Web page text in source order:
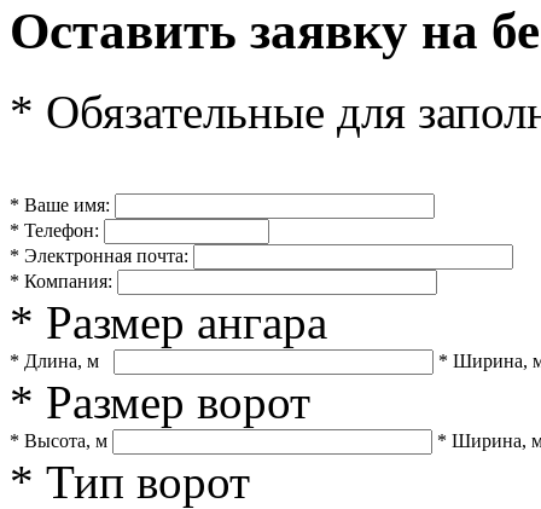
Оставить заявку на
* Обязательные для
* Ваше имя:
* Телефон:
* Электронная почта:
* Компания:
* Размер ангара
* Длина, м * Ширина,
* Размер ворот
* Высота, м * Ширина,
* Тип ворот